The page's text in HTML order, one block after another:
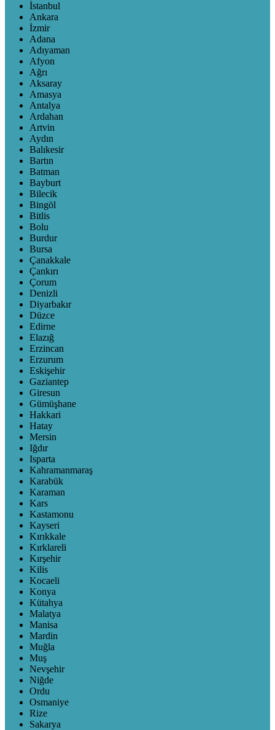
İstanbul
Ankara
İzmir
Adana
Adıyaman
Afyon
Ağrı
Aksaray
Amasya
Antalya
Ardahan
Artvin
Aydın
Balıkesir
Bartın
Batman
Bayburt
Bilecik
Bingöl
Bitlis
Bolu
Burdur
Bursa
Çanakkale
Çankırı
Çorum
Denizli
Diyarbakır
Düzce
Edirne
Elazığ
Erzincan
Erzurum
Eskişehir
Gaziantep
Giresun
Gümüşhane
Hakkari
Hatay
Mersin
Iğdır
Isparta
Kahramanmaraş
Karabük
Karaman
Kars
Kastamonu
Kayseri
Kırıkkale
Kırklareli
Kırşehir
Kilis
Kocaeli
Konya
Kütahya
Malatya
Manisa
Mardin
Muğla
Muş
Nevşehir
Niğde
Ordu
Osmaniye
Rize
Sakarya